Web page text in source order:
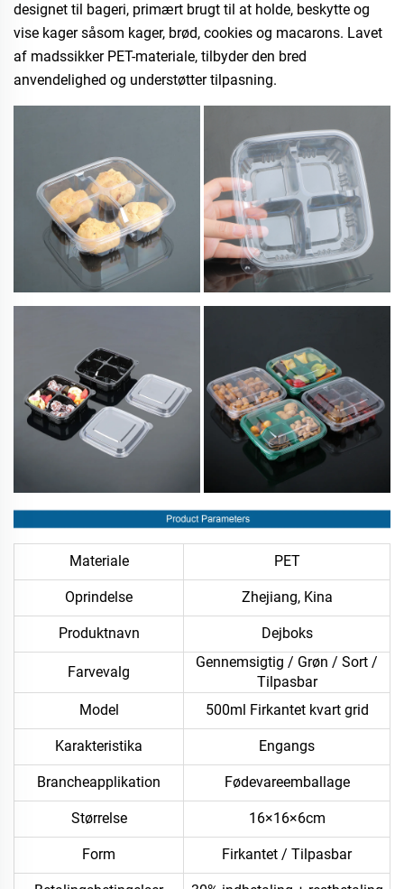
designet til bageri, primært brugt til at holde, beskytte og
vise kager såsom kager, brød, cookies og macarons. Lavet
af madssikker PET-materiale, tilbyder den bred
anvendelighed og understøtter tilpasning.
Materiale PET
Oprindelse Zhejiang, Kina
Produktnavn Dejboks
Farvevalg
Gennemsigtig / Grøn / Sort /
Tilpasbar
Model
500ml Firkantet kvart grid
Karakteristika Engangs
Brancheapplikation Fødevareemballage
Størrelse 16×16×6cm
Form Firkantet / Tilpasbar